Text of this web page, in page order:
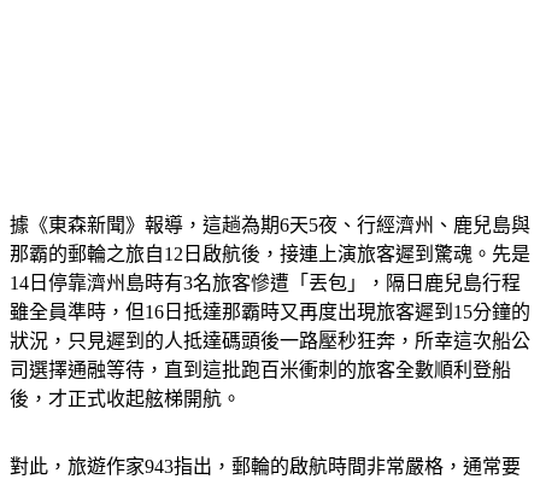
那霸的郵輪之旅自12日啟航後，接連上演旅客遲到驚魂。先是
14日停靠濟州島時有3名旅客慘遭「丟包」，隔日鹿兒島行程
雖全員準時，但16日抵達那霸時又再度出現旅客遲到15分鐘的
狀況，只見遲到的人抵達碼頭後一路壓秒狂奔，所幸這次船公
司選擇通融等待，直到這批跑百米衝刺的旅客全數順利登船
後，才正式收起舷梯開航。
求旅客在開船前1至2小時完成登船。若真的不幸遇到船已駛